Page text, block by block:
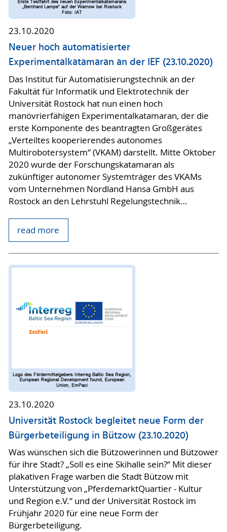
23.10.2020
Neuer hoch automatisierter
Experimentalkatamaran an der IEF (23.10.2020)
Das Institut für Automatisierungstechnik an der
Fakultät für Informatik und Elektrotechnik der
Universität Rostock hat nun einen hoch
manövrierfähigen Experimentalkatamaran, der die
erste Komponente des beantragten Großgerätes
„Verteiltes kooperierendes autonomes
Multirobotersystem“ (VKAM) darstellt. Mitte Oktober
2020 wurde der Forschungskatamaran als
zukünftiger autonomer Systemträger des VKAMs
vom Unternehmen Nordland Hansa GmbH aus
Rostock an den Lehrstuhl Regelungstechnik…
read more
23.10.2020
Universität Rostock begleitet neue Form der
Bürgerbeteiligung in Bützow (23.10.2020)
Was wünschen sich die Bützowerinnen und Bützower
für ihre Stadt? „Soll es eine Skihalle sein?“ Mit dieser
plakativen Frage warben die Stadt Bützow mit
Unterstützung von „PferdemarktQuartier - Kultur
und Region e.V.“ und der Universität Rostock im
Frühjahr 2020 für eine neue Form der
Bürgerbeteiligung.